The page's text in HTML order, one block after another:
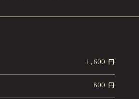
1,600 円
800 円